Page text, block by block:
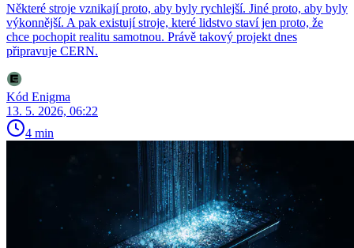
Některé stroje vznikají proto, aby byly rychlejší. Jiné proto, aby byly
výkonnější. A pak existují stroje, které lidstvo staví jen proto, že
chce pochopit realitu samotnou. Právě takový projekt dnes
připravuje CERN.
Kód Enigma
13. 5. 2026, 06:22
4 min